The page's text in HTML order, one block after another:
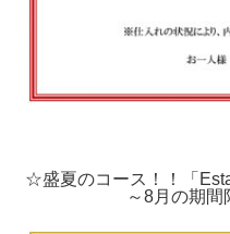
☆盛夏のコース！！「
～8月の期間